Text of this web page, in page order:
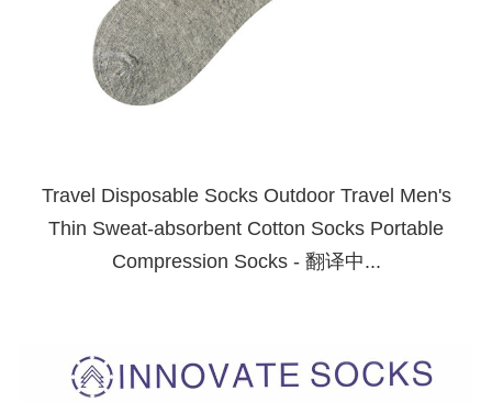
Travel Disposable Socks Outdoor Travel Men's
Thin Sweat-absorbent Cotton Socks Portable
Compression Socks - 翻译中...